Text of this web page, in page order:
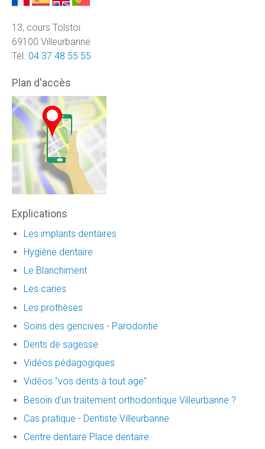
13, cours Tolstoï
69100 Villeurbanne
Tél. 04 37 48 55 55
Plan d'accès
Explications
Les implants dentaires
Hygiène dentaire
Le Blanchiment
Les caries
Les prothèses
Soins des gencives - Parodontie
Dents de sagesse
Vidéos pédagogiques
Vidéos "vos dents à tout age"
Besoin d'un traitement orthodontique Villeurbanne ?
Cas pratique - Dentiste Villeurbanne
Centre dentaire Place dentaire